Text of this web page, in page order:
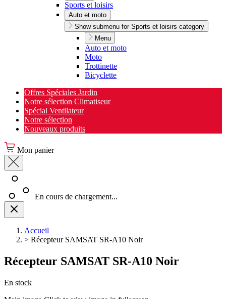
Sports et loisirs
Auto et moto
Show submenu for Sports et loisirs category
Menu
Auto et moto
Moto
Trottinette
Bicyclette
Offres Spéciales Jardin
Notre sélection Climatiseur
Spécial Ventilateur
Notre sélection
Nouveaux produits
Mon panier
En cours de chargement...
Accueil
> Récepteur SAMSAT SR-A10 Noir
Récepteur SAMSAT SR-A10 Noir
En stock